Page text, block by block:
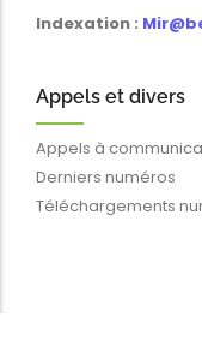
Indexation :
Appels et divers
Appels à
Derniers numéros
Téléchargements